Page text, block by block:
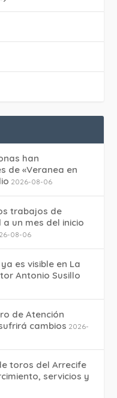
han
de «Veranea en
2026-08-06
trabajos de
un mes del inicio
08-06
es visible en La
Antonio Susillo
de Atención
cambios 2026-
toros del Arrecife
servicios y